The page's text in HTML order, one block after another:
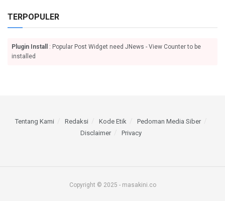
TERPOPULER
Plugin Install
: Popular Post Widget need JNews - View Counter to be
installed
Tentang Kami Redaksi Kode Etik
Pedoman Media Siber
Disclaimer
Privacy
Copyright © 2025 - masakini.co